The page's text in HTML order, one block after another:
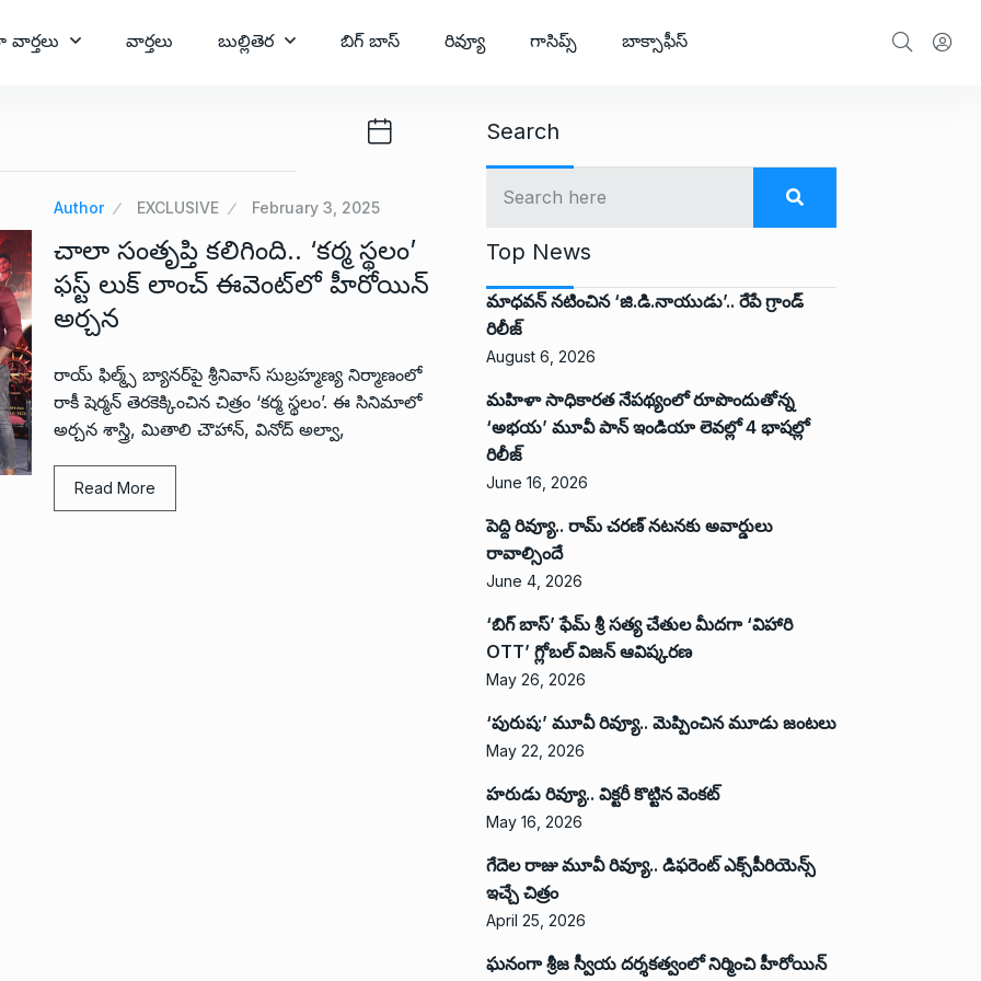
వార్తలు బుల్లితెర బిగ్ బాస్ రివ్యూ గాసిప్స్ బాక్సాఫీస్
Author EXCLUSIVE February 3, 2025
చాలా సంతృప్తి కలిగింది.. ‘కర్మ స్థలం’
ఫస్ట్ లుక్ లాంచ్ ఈవెంట్‌లో హీరోయిన్
అర్చన
రాయ్ ఫిల్మ్స్ బ్యానర్‌పై శ్రీనివాస్ సుబ్రహ్మణ్య నిర్మాణంలో
రాకీ షెర్మన్ తెరకెక్కించిన చిత్రం ‘కర్మ స్థలం’. ఈ సినిమాలో
అర్చన శాస్త్రి, మితాలి చౌహాన్, వినోద్ అల్వా,
Read More
Search
Top News
మాధవన్ నటించిన ‘జి.డి.నాయుడు’.. రేపే గ్రాండ్
రిలీజ్
August 6, 2026
మహిళా సాధికారత నేపథ్యంలో రూపొందుతోన్న
‘అభ‌య‌’ మూవీ పాన్ ఇండియా లెవ‌ల్లో 4 భాష‌ల్లో
రిలీజ్
June 16, 2026
పెద్ది రివ్యూ.. రామ్ చరణ్ నటనకు అవార్డులు
రావాల్సిందే
June 4, 2026
‘బిగ్ బాస్’ ఫేమ్ శ్రీ సత్య చేతుల మీదగా ‘విహారి
OTT’ గ్లోబల్ విజన్ ఆవిష్కరణ
May 26, 2026
‘పురుష:’ మూవీ రివ్యూ.. మెప్పించిన మూడు జంటలు
May 22, 2026
హరుడు రివ్యూ.. విక్టరీ కొట్టిన వెంకట్
May 16, 2026
గేదెల రాజు మూవీ రివ్యూ.. డిఫరెంట్ ఎక్స్‌పీరియెన్స్
ఇచ్చే చిత్రం
April 25, 2026
ఘనంగా శ్రీజ స్వీయ దర్శకత్వంలో నిర్మించి హీరోయిన్